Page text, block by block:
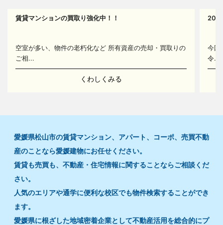
賃貸マンションの買取り強化中！！
空室が多い、物件の老朽化など 所有資産の売却・買取りの
ご相...
くわしくみる
今回
令...
愛媛県松山市の賃貸マンション、アパート、コーポ、売買不動
産のことなら愛媛建物にお任せください。
賃貸も売買も、不動産・住宅情報に関することならご相談くだ
さい。
人気のエリアや通学に便利な校区でも物件検索することができ
ます。
愛媛県に根ざした地域密着企業として不動産活用を総合的にプ